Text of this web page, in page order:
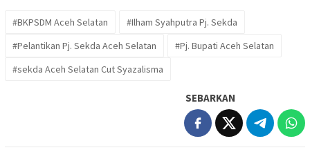
#BKPSDM Aceh Selatan
#Ilham Syahputra Pj. Sekda
#Pelantikan Pj. Sekda Aceh Selatan
#Pj. Bupati Aceh Selatan
#sekda Aceh Selatan Cut Syazalisma
SEBARKAN